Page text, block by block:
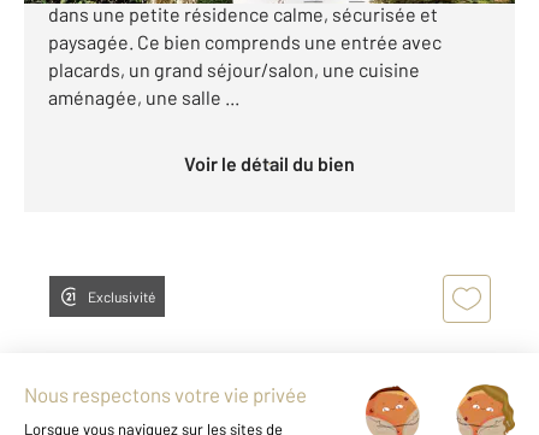
dans une petite résidence calme, sécurisée et
paysagée. Ce bien comprends une entrée avec
placards, un grand séjour/salon, une cuisine
aménagée, une salle ...
Voir le détail du bien
Exclusivité